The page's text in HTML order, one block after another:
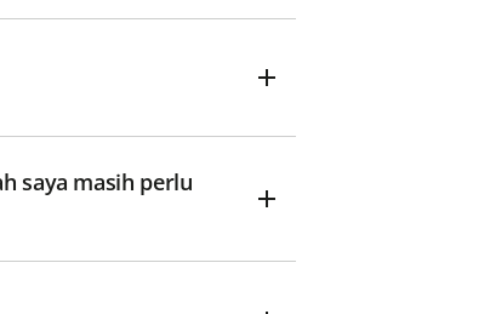
saya masih perlu